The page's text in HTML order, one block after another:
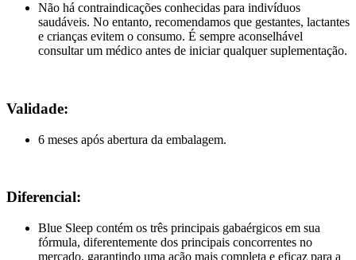
Não há contraindicações conhecidas para indivíduos
saudáveis. No entanto, recomendamos que gestantes, lactantes
e crianças evitem o consumo. É sempre aconselhável
consultar um médico antes de iniciar qualquer suplementação.
Validade:
6 meses após abertura da embalagem.
Diferencial:
Blue Sleep contém os três principais gabaérgicos em sua
fórmula, diferentemente dos principais concorrentes no
mercado, garantindo uma ação mais completa e eficaz para a